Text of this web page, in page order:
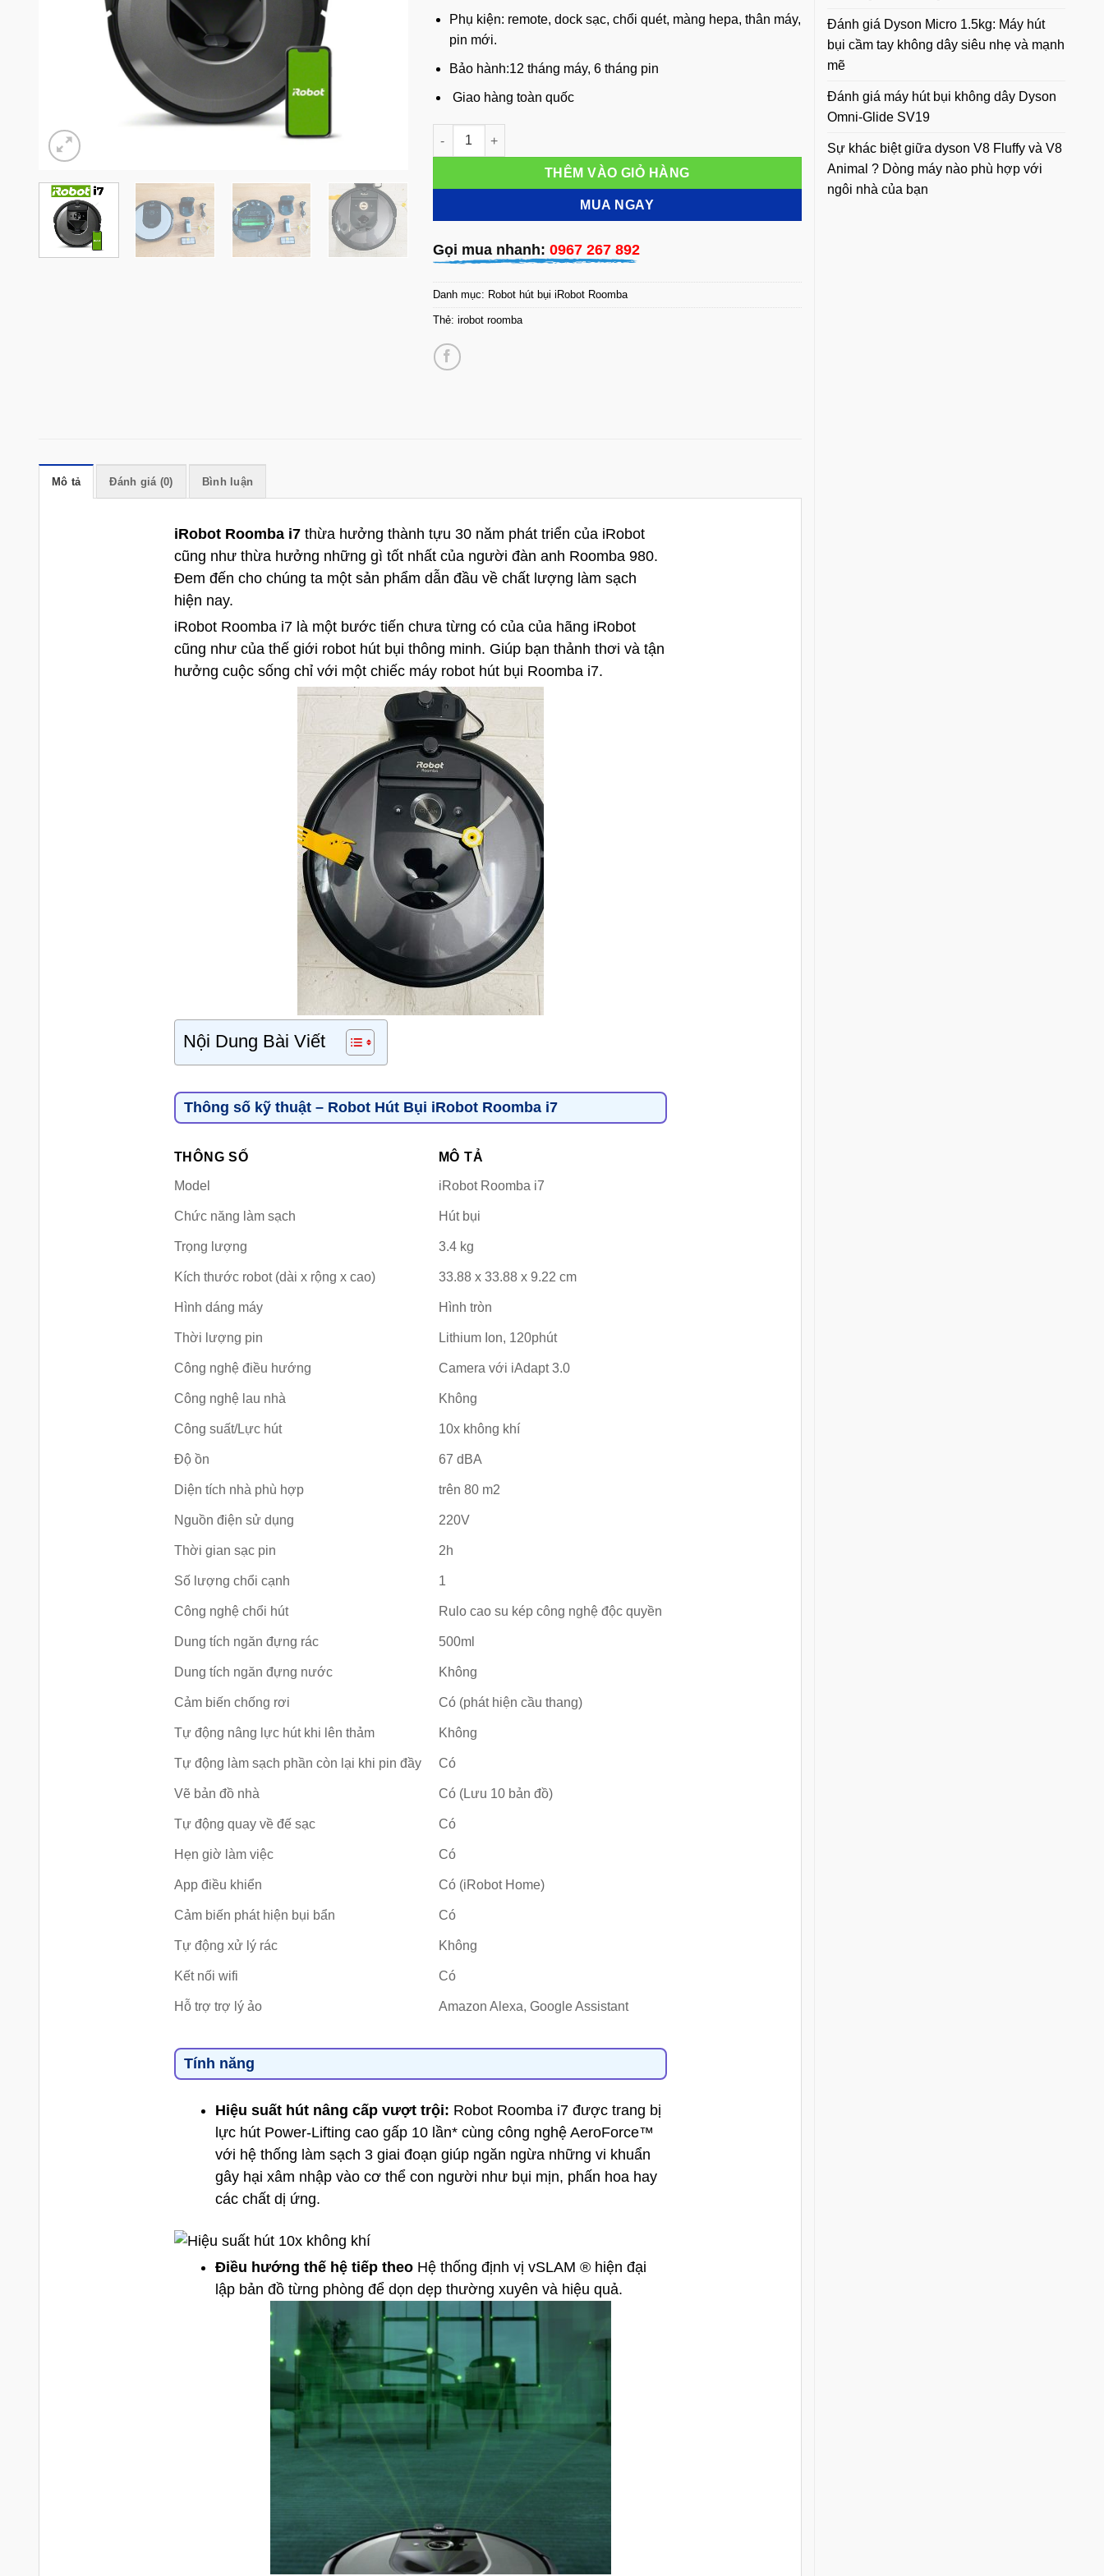
Đánh giá Dyson Micro 1.5kg: Máy hút
bụi cầm tay không dây siêu nhẹ và mạnh
mẽ
Đánh giá máy hút bụi không dây Dyson
Omni-Glide SV19
Sự khác biệt giữa dyson V8 Fluffy và V8
Animal ? Dòng máy nào phù hợp với
ngôi nhà của bạn
Phụ kiện: remote, dock sạc, chổi quét, màng hepa, thân máy,
pin mới.
Bảo hành:12 tháng máy, 6 tháng pin
Giao hàng toàn quốc
iRobot Roomba i7 số lượng
THÊM VÀO GIỎ HÀNG
MUA NGAY
Gọi mua nhanh: 0967 267 892
Danh mục: Robot hút bụi iRobot Roomba
Thẻ: irobot roomba
Mô tả Đánh giá (0) Bình luận
iRobot Roomba i7thừa hưởng thành tựu 30 năm phát triển của iRobot
cũng như thừa hưởng những gì tốt nhất của người đàn anh Roomba 980.
Đem đến cho chúng ta một sản phẩm dẫn đầu về chất lượng làm sạch
hiện nay.
iRobot Roomba i7 là một bước tiến chưa từng có của của hãng iRobot
cũng như của thế giới robot hút bụi thông minh. Giúp bạn thảnh thơi và tận
hưởng cuộc sống chỉ với một chiếc máy robot hút bụi Roomba i7.
Nội Dung Bài Viết
Thông số kỹ thuật – Robot Hút Bụi iRobot Roomba i7
THÔNG SỐ
MÔ TẢ
Model
iRobot Roomba i7
Chức năng làm sạch Hút bụi
Trọng lượng 3.4 kg
Kích thước robot (dài x rộng x cao) 33.88 x 33.88 x 9.22 cm
Hình dáng máy Hình tròn
Thời lượng pin Lithium Ion, 120phút
Công nghệ điều hướng Camera với iAdapt 3.0
Công nghệ lau nhà Không
Công suất/Lực hút 10x không khí
Độ ồn 67 dBA
Diện tích nhà phù hợp trên 80 m2
Nguồn điện sử dụng 220V
Thời gian sạc pin 2h
Số lượng chổi cạnh 1
Công nghệ chổi hút Rulo cao su kép công nghệ độc quyền
Dung tích ngăn đựng rác 500ml
Dung tích ngăn đựng nước Không
Cảm biến chống rơi Có (phát hiện cầu thang)
Tự động nâng lực hút khi lên thảm Không
Tự động làm sạch phần còn lại khi pin đầy Có
Vẽ bản đồ nhà Có (Lưu 10 bản đồ)
Tự động quay về đế sạc Có
Hẹn giờ làm việc Có
App điều khiển Có (iRobot Home)
Cảm biến phát hiện bụi bẩn Có
Tự động xử lý rác Không
Kết nối wifi Có
Hỗ trợ trợ lý ảo Amazon Alexa, Google Assistant
Tính năng
Hiệu suất hút nâng cấp vượt trội: Robot Roomba i7 được trang bị
lực hút Power-Lifting cao gấp 10 lần* cùng công nghệ AeroForce™
với hệ thống làm sạch 3 giai đoạn giúp ngăn ngừa những vi khuẩn
gây hại xâm nhập vào cơ thể con người như bụi mịn, phấn hoa hay
các chất dị ứng.
Điều hướng thế hệ tiếp theoHệ thống định vị vSLAM ® hiện đại
lập bản đồ từng phòng để dọn dẹp thường xuyên và hiệu quả.